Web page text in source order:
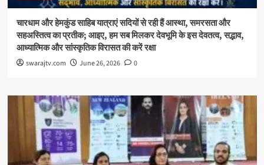
चारधाम और हेमकुंड साहिब यात्राएं सदियों से रही हैं आस्था, समरसता और
सहअस्तित्व का प्रतीक; आइए, हम सब मिलकर देवभूमि के इस देवतत्व, सद्भाव,
आध्यात्मिक और सांस्कृतिक विरासत की करें रक्षा
swarajtv.com June 26, 2026 0